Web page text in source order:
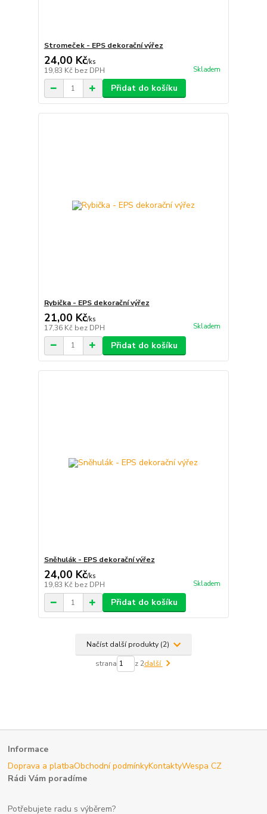
Stromeček - EPS dekorační výřez
24,00 Kč/ks
19,83 Kč bez DPH Skladem
Přidat do košíku
Rybička - EPS dekorační výřez
21,00 Kč/ks
17,36 Kč bez DPH Skladem
Přidat do košíku
Sněhulák - EPS dekorační výřez
24,00 Kč/ks
19,83 Kč bez DPH Skladem
Přidat do košíku
Načíst další produkty (2)
strana z 2další
Informace
Doprava a platbaObchodní podmínkyKontaktyWespa CZ
Rádi Vám poradíme
Potřebujete radu s výběrem?